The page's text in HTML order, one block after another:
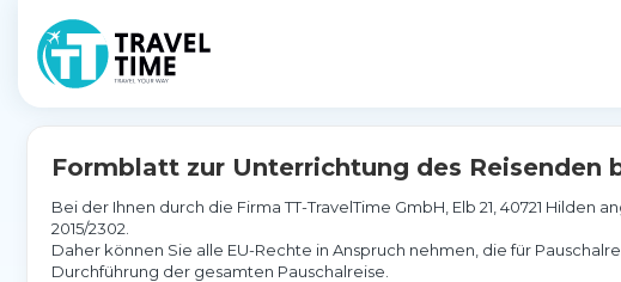
Formblatt zur Unterrichtung des Reisenden
Bei der Ihnen durch die Firma TT-TravelTime GmbH, Elb 21, 40721
2015/2302.
Daher können Sie alle EU-Rechte in Anspruch nehmen, die für
Durchführung der gesamten Pauschalreise.